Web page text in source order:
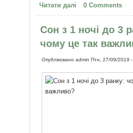
Читати далі про
шлях до
0 Comments
Сон з 1 ночі до 3
чому це так
Опублікованоadmin Птн, 27/09/2019